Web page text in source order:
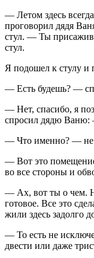
— Летом здесь
проговорил дядя
стул. — Ты
стул.
Я подошел к стулу и
— Есть будешь? —
— Нет, спасибо, я
спросил дядю Ваню:
— Что именно? — не
— Вот это
во все стороны и
— Ах, вот ты о чем.
готовое. Все это
жили здесь задолго
— То есть не
двести или даже